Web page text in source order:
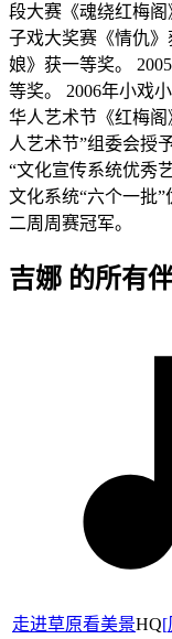
段大赛《魂绕红梅
子戏大奖赛《情仇
娘》获一等奖。
等奖。 2006年小戏
华人艺术节《红梅阁
人艺术节”组委会授
“文化宣传系统优秀
文化系统“六个一批
二周周赛冠军。
吉娜 的所有伴
走进草原看美景HQ[